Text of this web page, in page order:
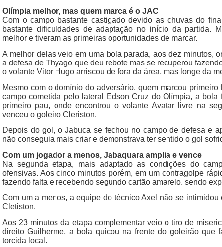
Olímpia melhor, mas quem marca é o JAC
Com o campo bastante castigado devido as chuvas do
bastante dificuldades de adaptação no início da partida.
melhor e tiveram as primeiras oportunidades de marcar.
A melhor delas veio em uma bola parada, aos dez minutos,
a defesa de Thyago que deu rebote mas se recuperou
o volante Vitor Hugo arriscou de fora da área, mas longe da
Mesmo com o domínio do adversário, quem marcou
campo cometida pelo lateral Edson Cruz do Olímpia, a
primeiro pau, onde encontrou o volante Avatar livre na
venceu o goleiro Cleriston.
Depois do gol, o Jabuca se fechou no campo de defesa e
não conseguia mais criar e demonstrava ter sentido o gol
Com um jogador a menos, Jabaquara amplia e vence
Na segunda etapa, mais adaptado as condições do
ofensivas. Aos cinco minutos porém, em um contragolpe
fazendo falta e recebendo segundo cartão amarelo, sendo
Com um a menos, a equipe do técnico Axel não se
Cletiston.
Aos 23 minutos da etapa complementar veio o tiro de
direito Guilherme, a bola quicou na frente do goleirão que
torcida local.